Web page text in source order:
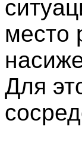
место
Для